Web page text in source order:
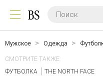
Мужское Одежда
СМОТРИТЕ ТАКЖЕ:
ФУТБОЛКА
THE NORTH FACE